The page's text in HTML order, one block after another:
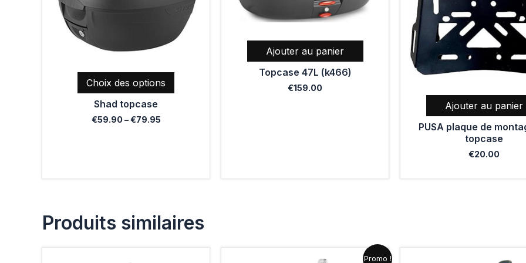
Shad topcase
€59.90–€79.95
Choix des options
sur
la
page
du
Topcase 47L (k466)
€159.00
Ajouter au panier
PUSA plaque de
topcase
€20.00
Ajouter au panier
Produits similaires
Promo !